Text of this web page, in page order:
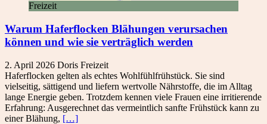
Freizeit
Warum Haferflocken Blähungen verursachen
können und wie sie verträglich werden
2. April 2026 Doris Freizeit
Haferflocken gelten als echtes Wohlfühlfrühstück. Sie sind
vielseitig, sättigend und liefern wertvolle Nährstoffe, die im Alltag
lange Energie geben. Trotzdem kennen viele Frauen eine irritierende
Erfahrung: Ausgerechnet das vermeintlich sanfte Frühstück kann zu
einer Blähung, […]